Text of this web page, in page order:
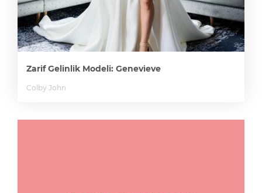
Zarif Gelinlik Modeli: Genevieve
Colby John